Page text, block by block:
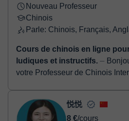
Nouveau Professeur
Chinois
Parle: Chinois, Français,
Cours de chinois en ligne
ludiques et instructifs. ⏤ Bonjour ! Je suis Xuezi,
votre Professeur de Chinois
悦悦
8 €/cours